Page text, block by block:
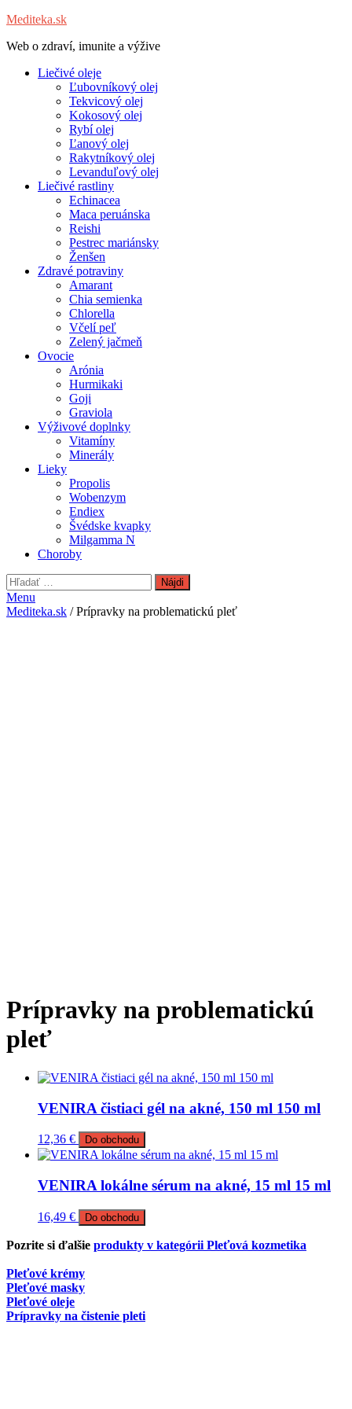
Mediteka.sk
Web o zdraví, imunite a výžive
Liečivé oleje
Ľubovníkový olej
Tekvicový olej
Kokosový olej
Rybí olej
Ľanový olej
Rakytníkový olej
Levanduľový olej
Liečivé rastliny
Echinacea
Maca peruánska
Reishi
Pestrec mariánsky
Ženšen
Zdravé potraviny
Amarant
Chia semienka
Chlorella
Včelí peľ
Zelený jačmeň
Ovocie
Arónia
Hurmikaki
Goji
Graviola
Výživové doplnky
Vitamíny
Minerály
Lieky
Propolis
Wobenzym
Endiex
Švédske kvapky
Milgamma N
Choroby
Hľadať:
Menu
Mediteka.sk / Prípravky na problematickú pleť
Prípravky na problematickú
pleť
VENIRA čistiaci gél na akné, 150 ml 150 ml
12,36 € Do obchodu
VENIRA lokálne sérum na akné, 15 ml 15 ml
16,49 € Do obchodu
Pozrite si ďalšie produkty v kategórii Pleťová kozmetika
Pleťové krémy
Pleťové masky
Pleťové oleje
Prípravky na čistenie pleti